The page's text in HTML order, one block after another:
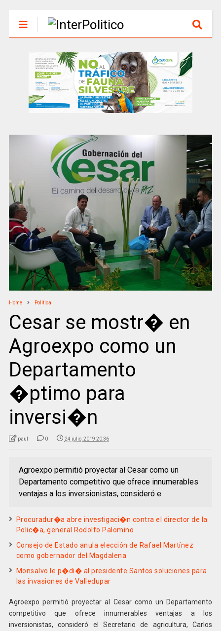
Home Politica
Cesar se mostr� en
Agroexpo como un
Departamento
�ptimo para
inversi�n
paul 0 24 julio, 2019 20:36
Agroexpo permitió proyectar al Cesar como un
Departamento competitivo que ofrece innumerables
ventajas a los inversionistas, consideró e
Procuradur�a abre investigaci�n contra el director de la
Polic�a, general Rodolfo Palomino
Consejo de Estado anula elección de Rafael Martínez
como gobernador del Magdalena
Monsalvo le p�di� al presidente Santos soluciones para
las invasiones de Valledupar
Agroexpo permitió proyectar al Cesar como un Departamento
competitivo que ofrece innumerables ventajas a los
inversionistas, consideró el Secretario de agricultura, Carlos